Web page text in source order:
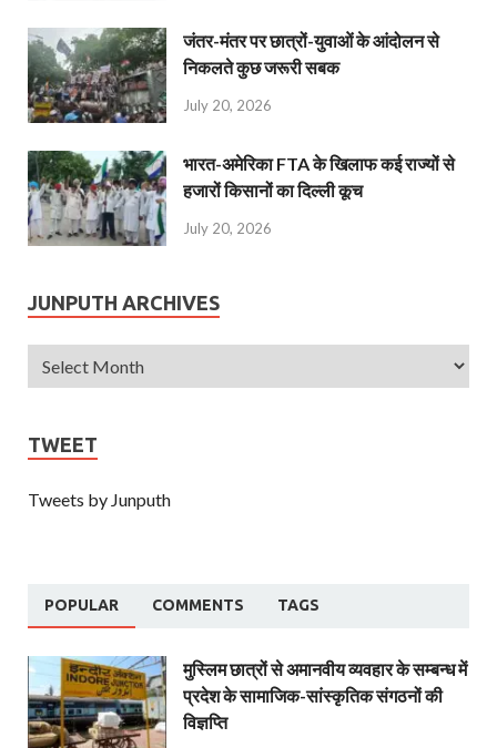
जंतर-मंतर पर छात्रों-युवाओं के आंदोलन से
निकलते कुछ जरूरी सबक
July 20, 2026
भारत-अमेरिका FTA के खिलाफ कई राज्यों से
हजारों किसानों का दिल्ली कूच
July 20, 2026
JUNPUTH ARCHIVES
TWEET
Tweets by Junputh
POPULAR COMMENTS TAGS
मुस्लिम छात्रों से अमानवीय व्यवहार के सम्बन्ध में
प्रदेश के सामाजिक-सांस्कृतिक संगठनों की
विज्ञप्ति